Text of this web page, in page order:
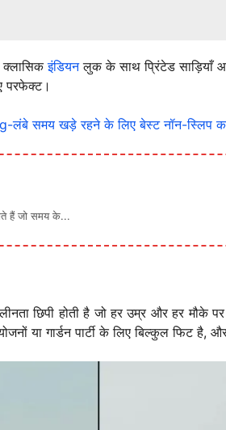
क्लासिकइंडियनलुक के साथ प्रिंटेड साड़ियाँ
परफेक्ट।
खड़े रहने के लिए बेस्ट नॉन-स्लिप
हैं जो समय के...
छिपी होती है जो हर उम्र और हर मौके
या गार्डन पार्टी के लिए बिल्कुल फिट